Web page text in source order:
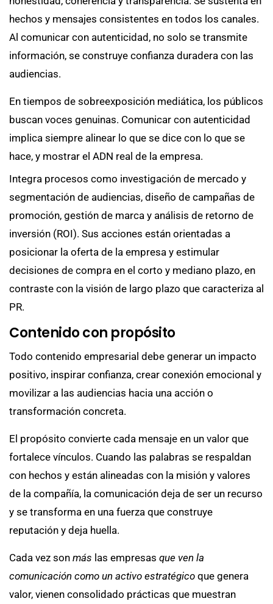
hechos y mensajes consistentes en todos los canales.
Al comunicar con autenticidad, no solo se transmite
información, se construye confianza duradera con las
audiencias.
En tiempos de sobreexposición mediática, los públicos
buscan voces genuinas. Comunicar con autenticidad
implica siempre alinear lo que se dice con lo que se
hace, y mostrar el ADN real de la empresa.
Integra procesos como investigación de mercado y
segmentación de audiencias, diseño de campañas de
promoción, gestión de marca y análisis de retorno de
inversión (ROI). Sus acciones están orientadas a
posicionar la oferta de la empresa y estimular
decisiones de compra en el corto y mediano plazo, en
contraste con la visión de largo plazo que caracteriza al
PR.
Contenido con propósito
Todo contenido empresarial debe generar un impacto
positivo, inspirar confianza, crear conexión emocional y
movilizar a las audiencias hacia una acción o
transformación concreta.
El propósito convierte cada mensaje en un valor que
fortalece vínculos. Cuando las palabras se respaldan
con hechos y están alineadas con la misión y valores
de la compañía, la comunicación deja de ser un recurso
y se transforma en una fuerza que construye
reputación y deja huella.
Cada vez son más las empresas que ven la
comunicación como un activo estratégico que genera
valor, vienen consolidado prácticas que muestran